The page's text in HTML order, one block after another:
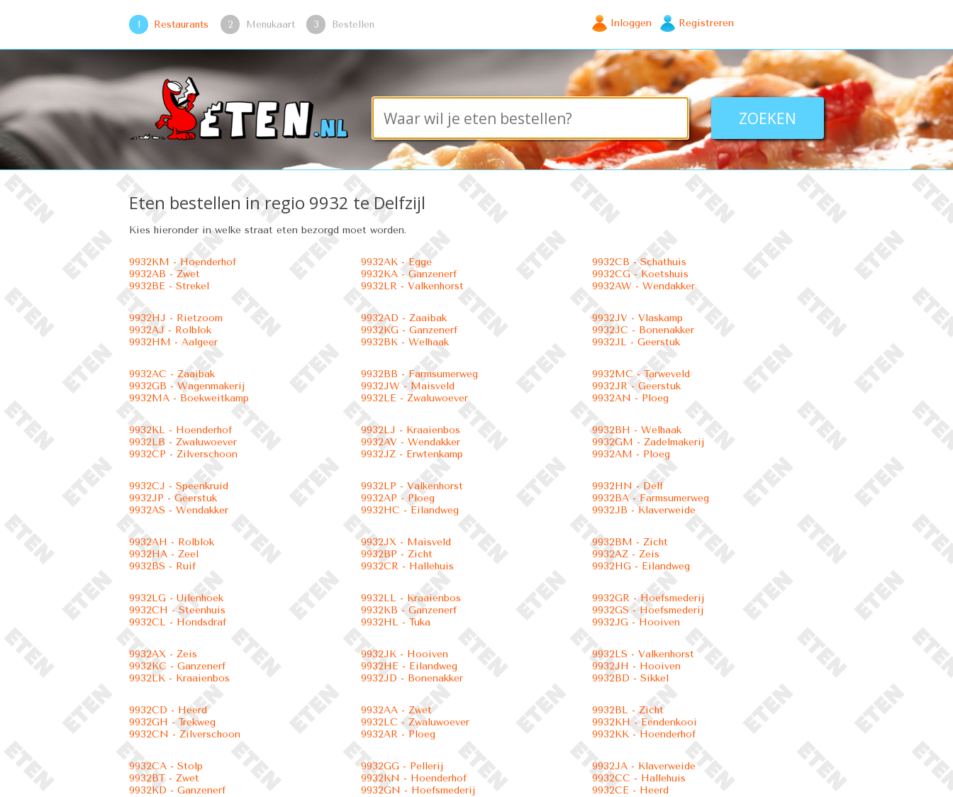
1 Restaurants 2 Menukaart 3 Bestellen Inloggen Registreren
Eten bestellen in regio 9932 te Delfzijl
Kies hieronder in welke straat eten bezorgd moet worden.
9932KM - Hoenderhof
9932AB - Zwet
9932BE - Strekel
9932AK - Egge
9932KA - Ganzenerf
9932LR - Valkenhorst
9932CB - Schathuis
9932CG - Koetshuis
9932AW - Wendakker
9932HJ - Rietzoom
9932AJ - Rolblok
9932HM - Aalgeer
9932AD - Zaaibak
9932KG - Ganzenerf
9932BK - Welhaak
9932JV - Vlaskamp
9932JC - Bonenakker
9932JL - Geerstuk
9932AC - Zaaibak
9932GB - Wagenmakerij
9932MA - Boekweitkamp
9932BB - Farmsumerweg
9932JW - Maisveld
9932LE - Zwaluwoever
9932MC - Tarweveld
9932JR - Geerstuk
9932AN - Ploeg
9932KL - Hoenderhof
9932LB - Zwaluwoever
9932CP - Zilverschoon
9932LJ - Kraaienbos
9932AV - Wendakker
9932JZ - Erwtenkamp
9932BH - Welhaak
9932GM - Zadelmakerij
9932AM - Ploeg
9932CJ - Speenkruid
9932JP - Geerstuk
9932AS - Wendakker
9932LP - Valkenhorst
9932AP - Ploeg
9932HC - Eilandweg
9932HN - Delf
9932BA - Farmsumerweg
9932JB - Klaverweide
9932AH - Rolblok
9932HA - Zeel
9932BS - Ruif
9932JX - Maisveld
9932BP - Zicht
9932CR - Hallehuis
9932BM - Zicht
9932AZ - Zeis
9932HG - Eilandweg
9932LG - Uilenhoek
9932CH - Steenhuis
9932CL - Hondsdraf
9932LL - Kraaienbos
9932KB - Ganzenerf
9932HL - Tuka
9932GR - Hoefsmederij
9932GS - Hoefsmederij
9932JG - Hooiven
9932AX - Zeis
9932KC - Ganzenerf
9932LK - Kraaienbos
9932JK - Hooiven
9932HE - Eilandweg
9932JD - Bonenakker
9932LS - Valkenhorst
9932JH - Hooiven
9932BD - Sikkel
9932CD - Heerd
9932GH - Trekweg
9932CN - Zilverschoon
9932AA - Zwet
9932LC - Zwaluwoever
9932AR - Ploeg
9932BL - Zicht
9932KH - Eendenkooi
9932KK - Hoenderhof
9932CA - Stolp
9932BT - Zwet
9932KD - Ganzenerf
9932GG - Pellerij
9932KN - Hoenderhof
9932GN - Hoefsmederij
9932JA - Klaverweide
9932CC - Hallehuis
9932CE - Heerd